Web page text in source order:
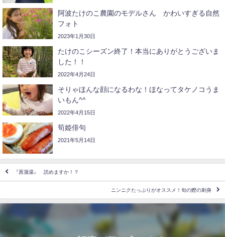
阿波たけのこ農園のモデルさん かわいすぎる自然
フォト
2023年1月30日
たけのこシーズン終了！本当にありがとうございま
した！！
2022年4月24日
そりゃほんな顔になるわな！ほなってタケノコうま
いもん^^
2022年4月15日
筍姫俳句
2021年5月14日
『菖蒲湯️』 読めますか！？
ニンニクたっぷりがオススメ！旬の鰹の刺身